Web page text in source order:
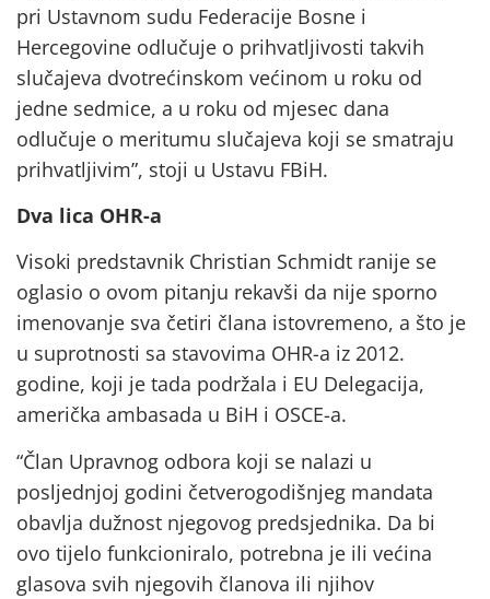
pri Ustavnom sudu Federacije Bosne i
Hercegovine odlučuje o prihvatljivosti takvih
slučajeva dvotrećinskom većinom u roku od
jedne sedmice, a u roku od mjesec dana
odlučuje o meritumu slučajeva koji se smatraju
prihvatljivim”, stoji u Ustavu FBiH.
Dva lica OHR-a
Visoki predstavnik Christian Schmidt ranije se
oglasio o ovom pitanju rekavši da nije sporno
imenovanje sva četiri člana istovremeno, a što je
u suprotnosti sa stavovima OHR-a iz 2012.
godine, koji je tada podržala i EU Delegacija,
američka ambasada u BiH i OSCE-a.
“Član Upravnog odbora koji se nalazi u
posljednjoj godini četverogodišnjeg mandata
obavlja dužnost njegovog predsjednika. Da bi
ovo tijelo funkcioniralo, potrebna je ili većina
glasova svih njegovih članova ili njihov